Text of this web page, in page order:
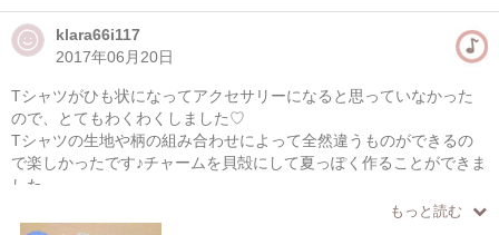
klara66i117
2017年06月20日
Tシャツがひも状になってアクセサリーになると思っていなかった
ので、とてもわくわくしました♡
Tシャツの生地や柄の組み合わせによって全然違うものができるの
で楽しかったです♪チャームを貝殻にして夏っぽく作ることができま
した。
編み方を1つ覚えることができたので、色や柄を変えてお家でも作っ
てみたいと思っています！できるようになったらブレスレットだけ
もっと読む